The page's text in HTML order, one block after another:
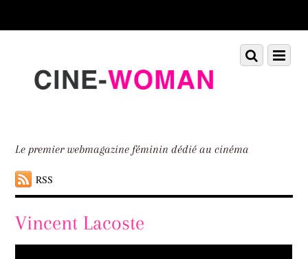
down
Le premier webmagazine féminin dédié au cinéma
RSS
Menu
Scroll
down
Vincent Lacoste